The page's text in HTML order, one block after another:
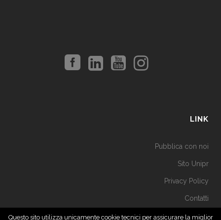
LINK
Pubblica con noi
Sito Unipr
Privacy Policy
Contatti
Questo sito utilizza unicamente cookie tecnici per assicurare la miglior